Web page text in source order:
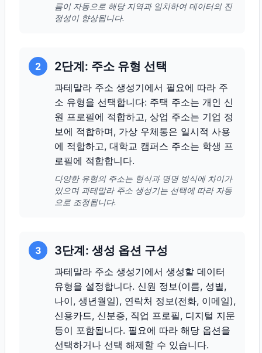
름이 자동으로 해당 지역과 일치하여 데이터의 진
정성이 향상됩니다.
2 2단계: 주소 유형 선택
과테말라 주소 생성기에서 필요에 따라 주
소 유형을 선택합니다: 주택 주소는 개인 신
원 프로필에 적합하고, 상업 주소는 기업 정
보에 적합하며, 가상 우체통은 일시적 사용
에 적합하고, 대학교 캠퍼스 주소는 학생 프
로필에 적합합니다.
다양한 유형의 주소는 형식과 명명 방식에 차이가
있으며 과테말라 주소 생성기는 선택에 따라 자동
으로 조정됩니다.
3 3단계: 생성 옵션 구성
과테말라 주소 생성기에서 생성할 데이터
유형을 설정합니다. 신원 정보(이름, 성별,
나이, 생년월일), 연락처 정보(전화, 이메일),
신용카드, 신분증, 직업 프로필, 디지털 지문
등이 포함됩니다. 필요에 따라 해당 옵션을
선택하거나 선택 해제할 수 있습니다.